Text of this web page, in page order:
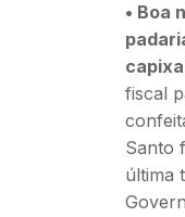
• Boa
fiscal
Santo
última